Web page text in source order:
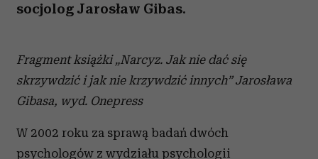
socjolog Jarosław Gibas.
Fragment książki „Narcyz. Jak nie dać się
skrzywdzić i jak nie krzywdzić innych” Jarosława
Gibasa, wyd. Onepress
W 2002 roku za sprawą badań dwóch
psychologów z wydziału psychologii